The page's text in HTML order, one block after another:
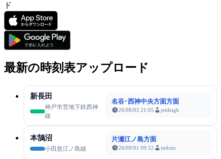
ド
最新の時刻表アップロード
新長田
神戸市営地下鉄西神
線
名谷･西神中央方面方面
26/08/03 21:05 jettleigh
本鵠沼
小田急江ノ島線
片瀬江ノ島方面
26/08/01 09:52 tsrknic